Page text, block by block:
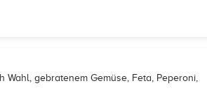
Wahl, gebratenem Gemüse, Feta, Peperoni,